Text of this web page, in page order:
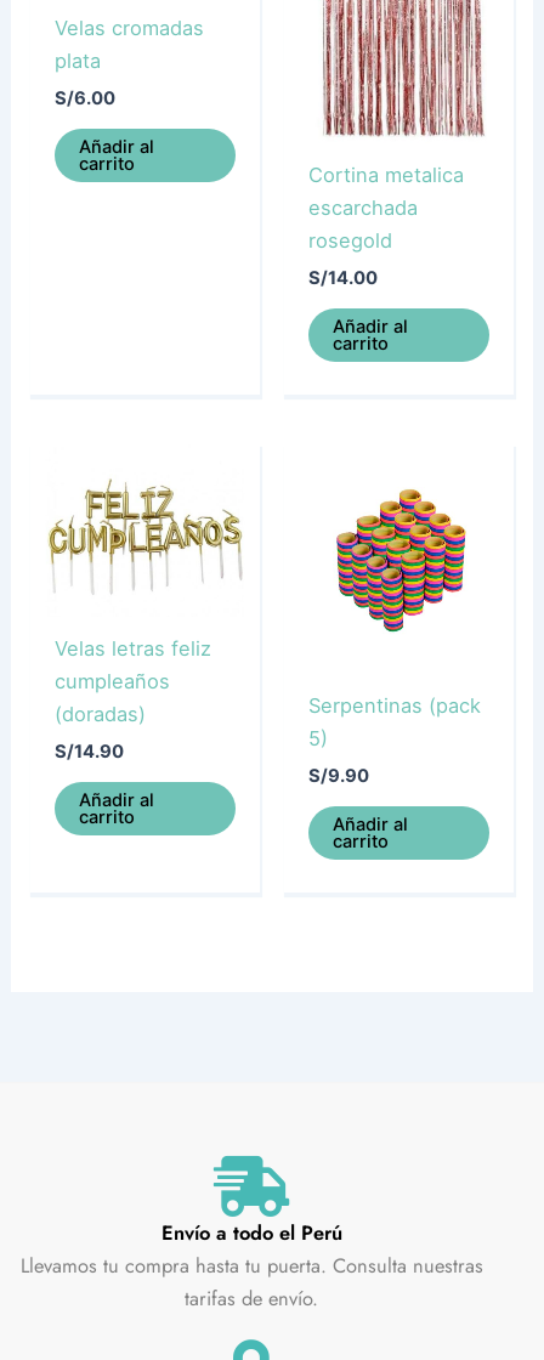
Velas cromadas
plata
S/6.00
Añadir al
carrito
Cortina metalica
escarchada
rosegold
S/14.00
Añadir al
carrito
Velas letras feliz
cumpleaños
(doradas)
S/14.90
Añadir al
carrito
Serpentinas (pack
5)
S/9.90
Añadir al
carrito
Envío a todo el Perú
Llevamos tu compra hasta tu puerta. Consulta nuestras
tarifas de envío.